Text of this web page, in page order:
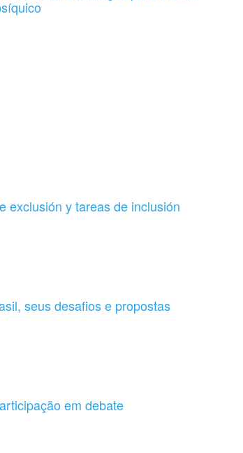
exclusión y tareas de inclusión
seus desafios e propostas
em debate